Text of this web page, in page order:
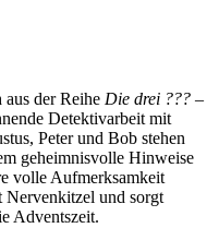
aus der Reihe Die drei ??? –
Detektivarbeit mit
Peter und Bob stehen
geheimnisvolle Hinweise
volle Aufmerksamkeit
Nervenkitzel und sorgt
Adventszeit.